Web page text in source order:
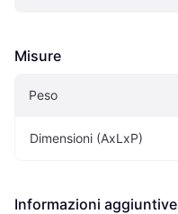
Misure
Peso
Dimensioni (AxLxP)
Informazioni aggiuntive